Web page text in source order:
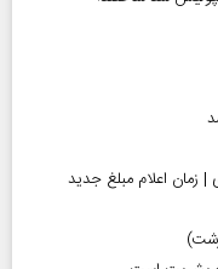
زمان اعلام مبلغ جدید